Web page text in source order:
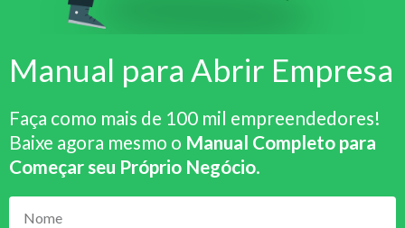
Manual para Abrir Empresa
Faça como mais de 100 mil empreendedores!
Baixe agora mesmo o Manual Completo para
Começar seu Próprio Negócio.